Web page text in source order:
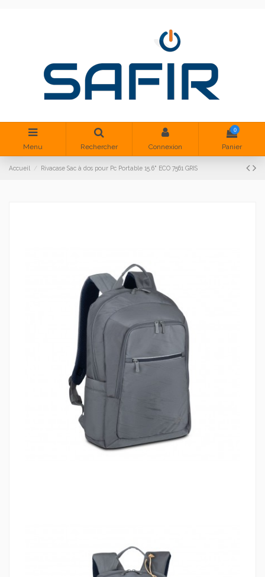
Menu Rechercher Connexion
0
Panier
Accueil Rivacase Sac à dos pour Pc Portable 15.6" ECO 7561 GRIS